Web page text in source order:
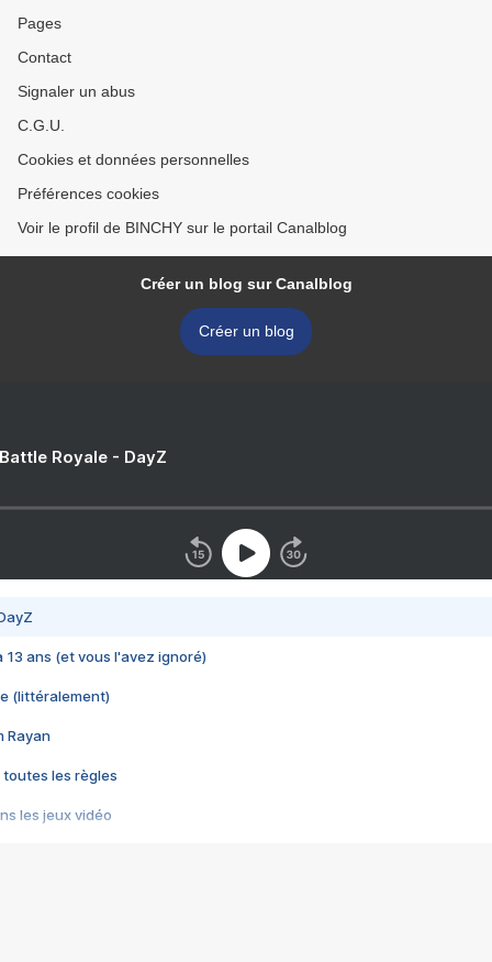
Pages
Contact
Signaler un abus
C.G.U.
Cookies et données personnelles
Préférences cookies
Voir le profil de BINCHY sur le portail Canalblog
Créer un blog sur Canalblog
Créer un blog
Royale - DayZ
13 ans (et vous l'avez ignoré)
(littéralement)
Rayan
toutes les règles
les jeux vidéo